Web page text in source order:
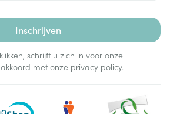
Inschrijven
schrijft u zich in voor onze
met onze privacy policy.